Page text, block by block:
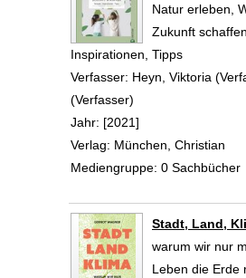
Natur erleben,
Zukunft
Inspirationen, Tipps
Verfasser: Heyn, Viktoria
(Verfasser)
Jahr: [2021]
Verlag: München, Christian
Mediengruppe: 0 Sachbücher
Stadt, Land,
warum wir nur
Leben die Erde